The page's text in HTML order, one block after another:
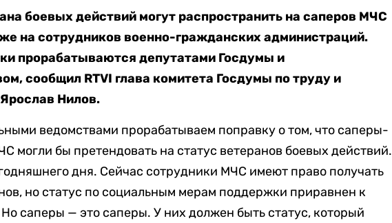
боевых действий могут распространить на саперов МЧС
на сотрудников военно-гражданских администраций.
прорабатываются депутатами Госдумы и
сообщил RTVI глава комитета Госдумы по труду и
Нилов.
ведомствами прорабатываем поправку о том, что саперы-
могли бы претендовать на статус ветеранов боевых действий.
дня. Сейчас сотрудники МЧС имеют право получать
но статус по социальным мерам поддержки приравнен к
саперы — это саперы. У них должен быть статус, который